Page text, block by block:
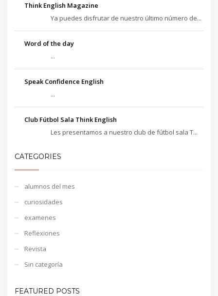
Think English Magazine
Ya puedes disfrutar de nuestro último número de...
Word of the day
...
Speak Confidence English
...
Club Fútbol Sala Think English
Les presentamos a nuestro club de fútbol sala T...
CATEGORIES
alumnos del mes
curiosidades
examenes
Reflexiones
Revista
Sin categoría
FEATURED POSTS